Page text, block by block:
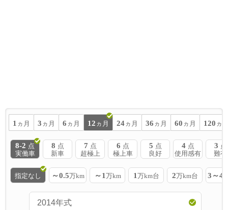
1 ヵ月 3 ヵ月 6 ヵ月 12 ヵ月 24 ヵ月 36 ヵ月 60 ヵ月 120 ヵ
8-2 点
実働車
8 点
新車
7 点
超極上
6 点
極上車
5 点
良好
4 点
使用感有
3 点
難有
指定なし ～0.5万km ～1 万km 1 万km台 2万km台 3～4